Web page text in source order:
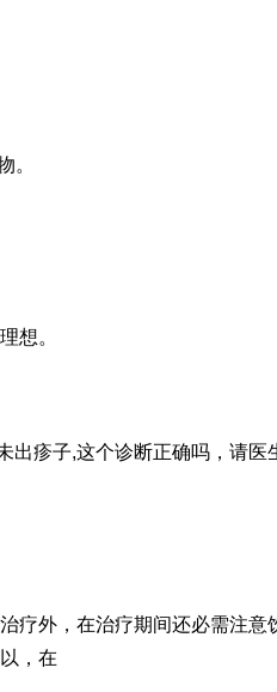
。
想。
出疹子,这个诊断正确吗，请医
疗外，在治疗期间还必需注意
，在